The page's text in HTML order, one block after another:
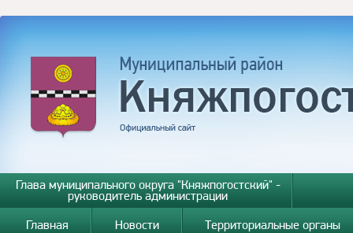
Глава муниципального округа "Княжпогостский" -
руководитель администрации
Главная
Новости Территориальные органы